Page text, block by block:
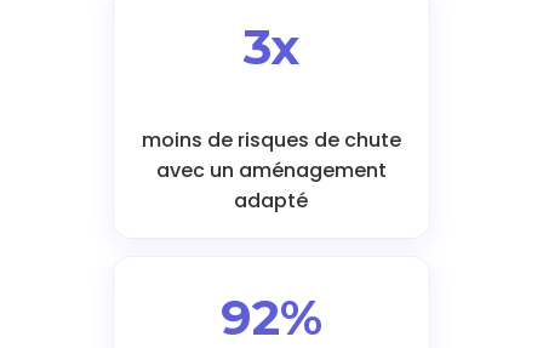
3x
moins de risques de chute
avec un aménagement
adapté
92%